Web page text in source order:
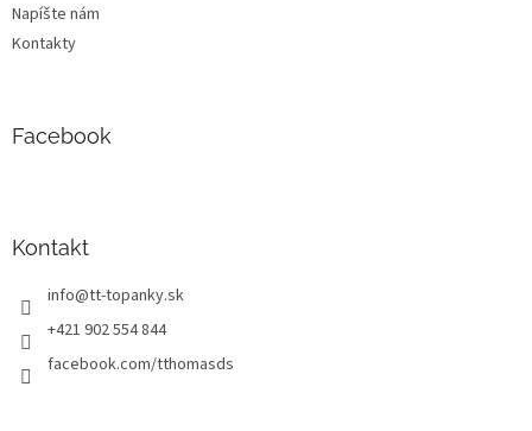
Napíšte nám
Kontakty
Facebook
Kontakt
info@tt-topanky.sk
+421 902 554 844
facebook.com/tthomasds